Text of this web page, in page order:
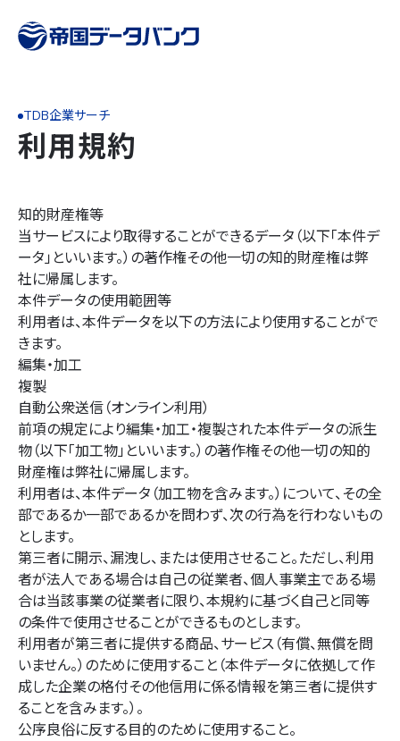
TDB企業サーチ
利用規約
知的財産権等
当サービスにより取得することができるデータ（以下「本件デ
ータ」といいます。）の著作権その他一切の知的財産権は弊
社に帰属します。
本件データの使用範囲等
利用者は、本件データを以下の方法により使用することがで
きます。
編集・加工
複製
自動公衆送信（オンライン利用）
前項の規定により編集・加工・複製された本件データの派生
物（以下「加工物」といいます。）の著作権その他一切の知的
財産権は弊社に帰属します。
利用者は、本件データ（加工物を含みます。）について、その全
部であるか一部であるかを問わず、次の行為を行わないもの
とします。
第三者に開示、漏洩し、または使用させること。ただし、利用
者が法人である場合は自己の従業者、個人事業主である場
合は当該事業の従業者に限り、本規約に基づく自己と同等
の条件で使用させることができるものとします。
利用者が第三者に提供する商品、サービス（有償、無償を問
いません。）のために使用すること（本件データに依拠して作
成した企業の格付その他信用に係る情報を第三者に提供す
ることを含みます。）。
公序良俗に反する目的のために使用すること。